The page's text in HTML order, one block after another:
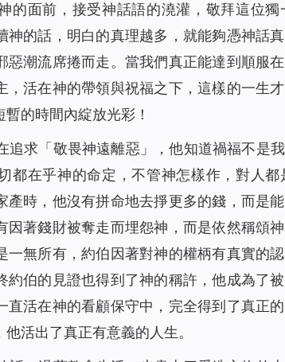
的面前，接受神話語的澆灌，敬拜這位
神的話，明白的真理越多，就能夠憑神話
惡潮流席捲而走。當我們真正能達到順服
，活在神的帶領與祝福之下，這樣的一生
的時間內綻放光彩！
追求「敬畏神遠離惡」，他知道禍福不是
都在乎神的命定，不管神怎樣作，對人
產時，他沒有拼命地去掙更多的錢，而是
因著錢財被奪走而埋怨神，而是依然稱頌
一無所有，約伯因著對神的權柄有真實的
約伯的見證也得到了神的稱許，他成為了
直活在神的看顧保守中，完全得到了真正
活出了真正有意義的人生。